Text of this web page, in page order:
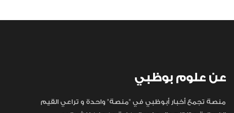
عن علوم بوظبي
منصة تجمع أخبار أبوظبي في "منصة" واحدة و تراعي القيم